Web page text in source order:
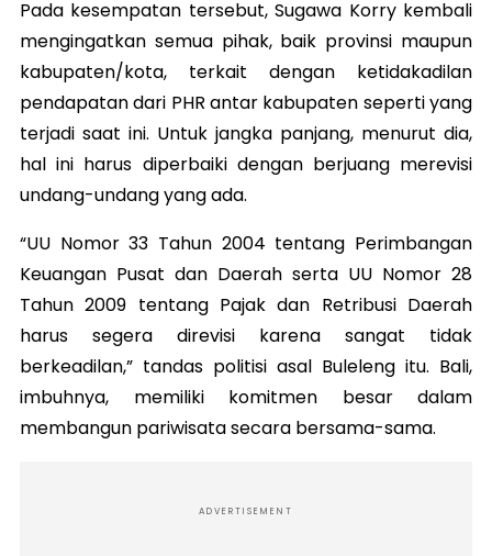
Pada kesempatan tersebut, Sugawa Korry kembali
mengingatkan semua pihak, baik provinsi maupun
kabupaten/kota, terkait dengan ketidakadilan
pendapatan dari PHR antar kabupaten seperti yang
terjadi saat ini. Untuk jangka panjang, menurut dia,
hal ini harus diperbaiki dengan berjuang merevisi
undang-undang yang ada.
“UU Nomor 33 Tahun 2004 tentang Perimbangan
Keuangan Pusat dan Daerah serta UU Nomor 28
Tahun 2009 tentang Pajak dan Retribusi Daerah
harus segera direvisi karena sangat tidak
berkeadilan,” tandas politisi asal Buleleng itu. Bali,
imbuhnya, memiliki komitmen besar dalam
membangun pariwisata secara bersama-sama.
ADVERTISEMENT